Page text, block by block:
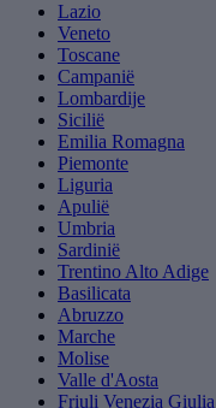
Lazio
Veneto
Toscane
Campanië
Lombardije
Sicilië
Emilia Romagna
Piemonte
Liguria
Apulië
Umbria
Sardinië
Trentino Alto Adige
Basilicata
Abruzzo
Marche
Molise
Valle d'Aosta
Friuli Venezia Giulia